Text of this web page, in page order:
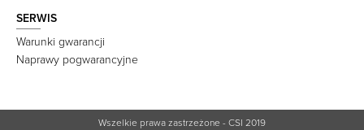
SERWIS
Warunki gwarancji
Naprawy pogwarancyjne
Wszelkie prawa zastrzeżone - CSI 2019